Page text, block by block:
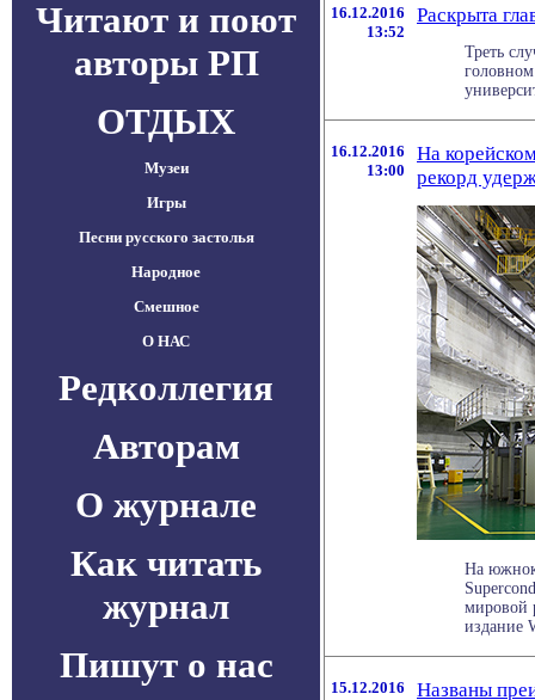
Читают и поют
авторы РП
ОТДЫХ
Музеи
Игры
Песни русского застолья
Народное
Смешное
О НАС
Редколлегия
Авторам
О журнале
Как читать
журнал
Пишут о нас
16.12.2016
13:52
Раскрыта
Треть
16.12.2016
13:00
На
рекорд
На
мировой
издание
15.12.2016
Названы